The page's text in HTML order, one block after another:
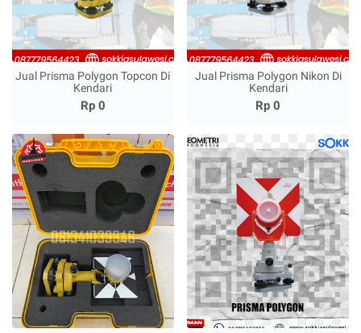
Jual Prisma Polygon Topcon Di
Kendari
Rp 0
Jual Prisma Polygon Nikon Di
Kendari
Rp 0